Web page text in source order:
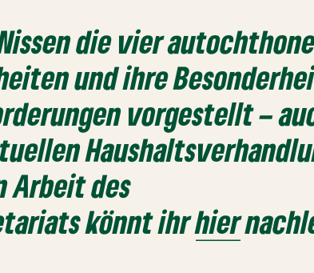
die vier
und ihre
vorgestellt –
Arbeit des
könnt ihrhier